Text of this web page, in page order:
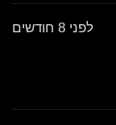
לפני 8 חודשים